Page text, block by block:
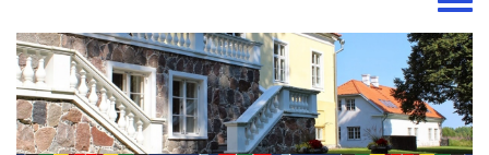
Toggle
menu